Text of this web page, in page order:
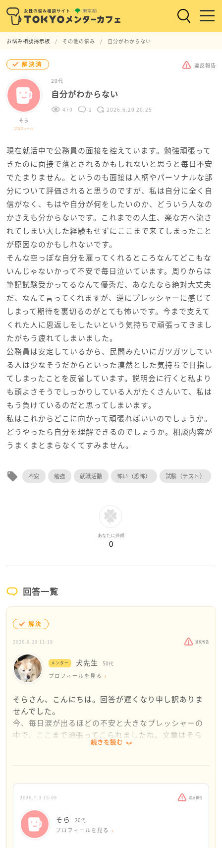
お悩み相談掲示板 その他の悩み 自分がわからない
解決済 違反報告
そら
プロフィール
20代
自分がわからない
470 2 2026.6.20 20:25
現在就活中で公務員の面接を控えています。勉強頑張って
きたのに面接で落とされるかもしれないと思うと毎日不安
でたまりません。というのも面接は人柄やパーソナルな部
分について評価されると思うのですが、私は自分に全く自
信がなく、もはや自分が何をしたいのか、どういう人なの
かさえも分からないです。これまでの人生、楽な方へ流さ
れてしまい大した経験もせずにここまで来てしまったこと
が原因なのかもしれないです。
そんな空っぽな自分を雇ってくれるところなんてどこもな
いんじゃないかって不安で毎日泣いています。周りからは
筆記試験受かってるなんて優秀だ、あなたなら絶対大丈夫
だ、なんて言ってくれますが、逆にプレッシャーに感じて
しまって期待を裏切るのがとても怖いです。今まで支えて
くれた人に恩返しをしたいという気持ちで頑張ってきまし
たがもう疲れてしまいました。
公務員は安定しているから、民間みたいにガツガツしてい
る人は少なそうだからといった漠然とした気持ちで目指し
てしまったことを反省しています。説明会に行くと私より
も頭よさそうでしっかりしている人がたくさんいて、私は
もう負けているのだと思ってしまいます。
私はこれからどこに向かって頑張ればいいのでしょうか。
どうやったら自分を理解できるのでしょうか。相談内容が
うまくまとまらなくてすみません。
local_offer 不安 勉強 就職活動 怖い（恐怖） 試験（テスト）
あなたに共感
0
回答一覧
解決
2026.6.29 11:19 違反報告
メンター 犬先生 50代
プロフィールを見る
そらさん、こんにちは。回答が遅くなり申し訳ありま
せんでした。
今、毎日涙が出るほどの不安と大きなプレッシャーの
中で、ここまで頑張ってこられましたね。文章はそら
さんの等身大な気持ちがとても丁寧に伝わってきま
まず、一番にお伝えしたいのは、公務員の筆記試験に
合格している事実は、そらさんが考える以上に優秀
きた」なんてことはないです。地道で過酷な試験勉強
を最後までやり抜いた時点で、そらさんには物事に誠
続きを読む
2026.7.3 15:09 違反報告
そら 20代
プロフィールを見る